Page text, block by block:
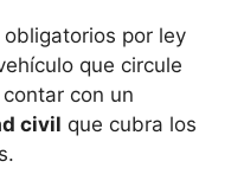
por ley
que circule
con un
civil que cubra los